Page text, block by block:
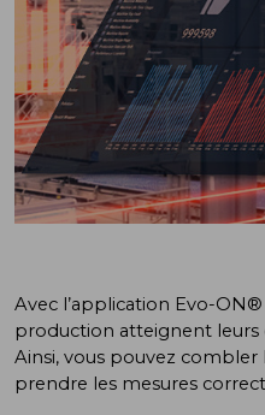
Avec l’application Evo-
production atteignent
Ainsi, vous pouvez combler
prendre les mesures